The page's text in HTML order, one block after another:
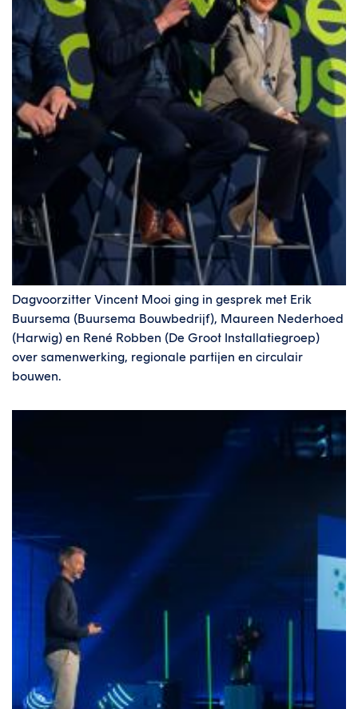
Dagvoorzitter Vincent Mooi ging in gesprek met Erik
Buursema (Buursema Bouwbedrijf), Maureen Nederhoed
(Harwig) en René Robben (De Groot Installatiegroep)
over samenwerking, regionale partijen en circulair
bouwen.